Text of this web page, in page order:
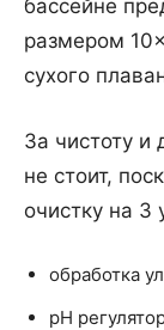
бассейне
размером
сухого
За чистоту
не стоит,
очистку на 3
обработка
рН